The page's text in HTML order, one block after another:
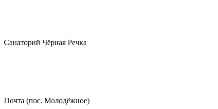
Санаторий Чёрная Речка
Почта (пос. Молодёжное)